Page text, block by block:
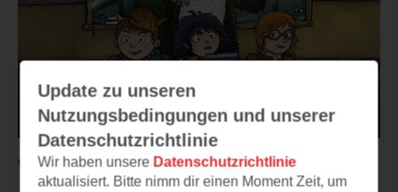
Willkommen bei den Grauses 3
Update zu unseren
Nutzungsbedingungen und unserer
Datenschutzrichtlinie
Wir haben unsere Datenschutzrichtlinie
aktualisiert. Bitte nimm dir einen Moment Zeit, um